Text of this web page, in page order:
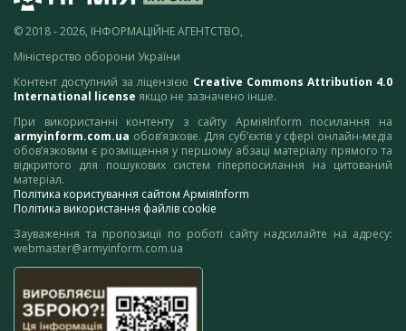
© 2018 - 2026, ІНФОРМАЦІЙНЕ АГЕНТСТВО,
Міністерство оборони України
Контент доступний за ліцензією Creative Commons Attribution 4.0
International license якщо не зазначено інше.
При використанні контенту з сайту АрміяInform посилання на
armyinform.com.ua обов’язкове. Для суб’єктів у сфері онлайн-медіа
обов’язковим є розміщення у першому абзаці матеріалу прямого та
відкритого для пошукових систем гіперпосилання на цитований
матеріал.
Політика користування сайтом АрміяInform
Політика використання файлів cookie
Зауваження та пропозиції по роботі сайту надсилайте на адресу:
webmaster@armyinform.com.ua